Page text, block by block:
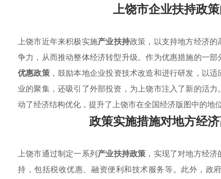
上饶市企业扶持政
上饶市近年来积极实施产业扶持政策，以支持地方经济
争力，从而推动整体经济转型升级。作为优惠措施的一
优惠政策，鼓励本地企业投资技术改造和进行研发，以
业的聚集，还吸引了外部投资，为上饶市注入了新的活
动了经济结构优化，提升了上饶市在全国经济版图中的地
政策实施措施对地方经
上饶市通过制定一系列产业扶持政策 ，实现了对地方经
持，包括税收优惠、融资便利和技术服务等。此外，政